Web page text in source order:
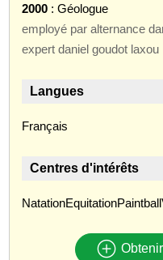
2000 : Géologue
employé par alternance
expert daniel goudot laxou
Langues
Français
Centres d'intérêts